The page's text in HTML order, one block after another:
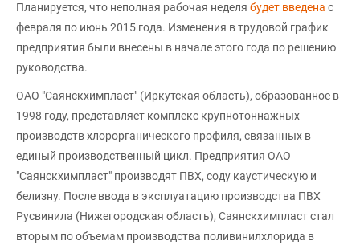
Планируется, что неполная рабочая неделя будет введена с
февраля по июнь 2015 года. Изменения в трудовой график
предприятия были внесены в начале этого года по решению
руководства.
ОАО "Саянскхимпласт" (Иркутская область), образованное в
1998 году, представляет комплекс крупнотоннажных
производств хлорорганического профиля, связанных в
единый производственный цикл. Предприятия ОАО
"Саянскхимпласт" производят ПВХ, соду каустическую и
белизну. После ввода в эксплуатацию производства ПВХ
Русвинила (Нижегородская область), Саянскхимпласт стал
вторым по объемам производства поливинилхлорида в